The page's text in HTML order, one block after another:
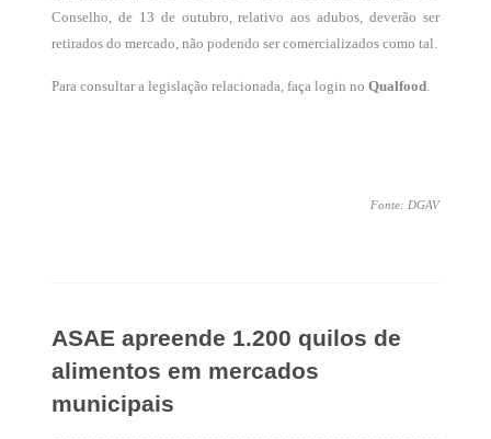
Conselho, de 13 de outubro, relativo aos adubos, deverão ser
retirados do mercado, não podendo ser comercializados como tal.
Para consultar a legislação relacionada, faça login no Qualfood.
Fonte: DGAV
ASAE apreende 1.200 quilos de
alimentos em mercados
municipais